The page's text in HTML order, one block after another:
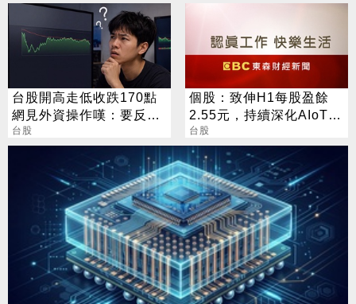
台股開高走低收跌170點
網見外資操作嘆：要反轉
了嗎？
台股
個股：致伸H1每股盈餘
2.55元，持續深化AIoT、
AI智慧監控、機器人與車
用佈局
台股